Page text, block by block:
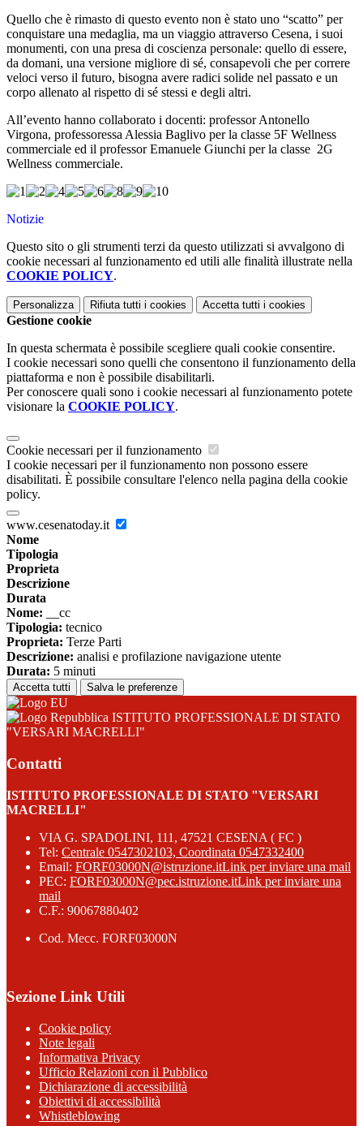
Quello che è rimasto di questo evento non è stato uno “scatto” per
conquistare una medaglia, ma un viaggio attraverso Cesena, i suoi
monumenti, con una presa di coscienza personale: quello di essere,
da domani, una versione migliore di sé, consapevoli che per correre
veloci verso il futuro, bisogna avere radici solide nel passato e un
corpo allenato al rispetto di sé stessi e degli altri.
All’evento hanno collaborato i docenti: professor Antonello
Virgona, professoressa Alessia Baglivo per la classe 5F Wellness
commerciale ed il professor Emanuele Giunchi per la classe 2G
Wellness commerciale.
Notizie
Questo sito o gli strumenti terzi da questo utilizzati si avvalgono di
cookie necessari al funzionamento ed utili alle finalità illustrate nella
COOKIE POLICY.
Personalizza Rifiuta tutti i cookies Accetta tutti i cookies
Gestione cookie
In questa schermata è possibile scegliere quali cookie consentire.
I cookie necessari sono quelli che consentono il funzionamento della
piattaforma e non è possibile disabilitarli.
Per conoscere quali sono i cookie necessari al funzionamento potete
visionare la COOKIE POLICY.
Cookie necessari per il funzionamento
I cookie necessari per il funzionamento non possono essere
disabilitati. È possibile consultare l'elenco nella pagina della cookie
policy.
www.cesenatoday.it
Nome
Tipologia
Proprieta
Descrizione
Durata
Nome: __cc
Tipologia: tecnico
Proprieta: Terze Parti
Descrizione: analisi e profilazione navigazione utente
Durata: 5 minuti
Accetta tutti Salva le preferenze
ISTITUTO PROFESSIONALE DI STATO
"VERSARI MACRELLI"
Contatti
ISTITUTO PROFESSIONALE DI STATO "VERSARI
MACRELLI"
VIA G. SPADOLINI, 111, 47521 CESENA ( FC )
Tel: Centrale 0547302103, Coordinata 0547332400
Email: FORF03000N@istruzione.itLink per inviare una mail
PEC: FORF03000N@pec.istruzione.itLink per inviare una
mail
C.F.: 90067880402
Cod. Mecc. FORF03000N
Sezione Link Utili
Cookie policy
Note legali
Informativa Privacy
Ufficio Relazioni con il Pubblico
Dichiarazione di accessibilità
Obiettivi di accessibilità
Whistleblowing